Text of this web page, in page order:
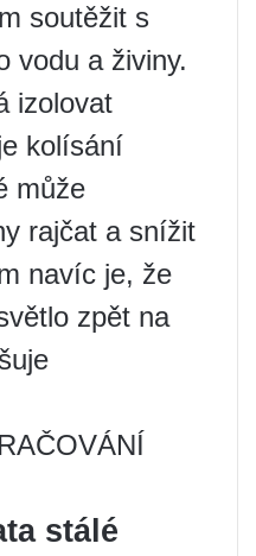
soutěžit s
vodu a živiny.
izolovat
kolísání
může
rajčat a snížit
navíc je, že
zpět na
stálé